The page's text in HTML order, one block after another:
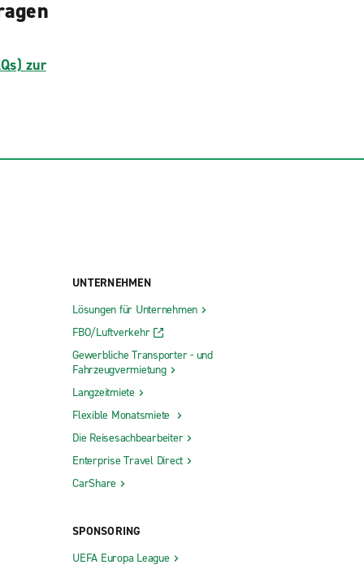
zur
UNTERNEHMEN
Lösungen für Unternehmen
FBO/Luftverkehr
Gewerbliche Transporter - und
Fahrzeugvermietung
Langzeitmiete
Flexible Monatsmiete
Die Reisesachbearbeiter
Enterprise Travel Direct
CarShare
SPONSORING
UEFA Europa League